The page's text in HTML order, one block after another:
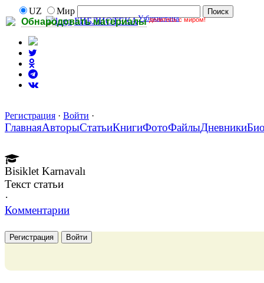
Обнародовать материалы делитесь с миром!
UZ
Мир
БИБЛИОТЕКАУзбекистана
Регистрация · Войти ·
ГлавнаяАвторыСтатьиКнигиФотоФайлыДневники
Bisiklet Karnavalı
Текст статьи
·
Комментарии
Регистрация Войти